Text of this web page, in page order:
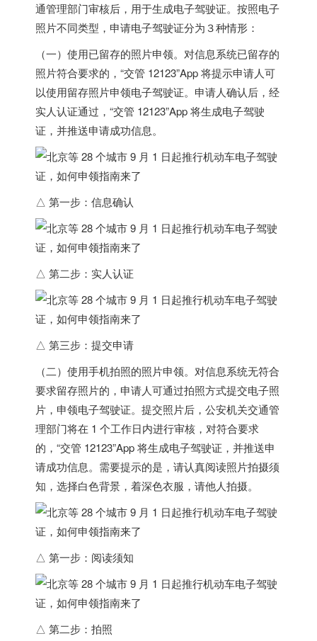
通管理部门审核后，用于生成电子驾驶证。按照电子
照片不同类型，申请电子驾驶证分为３种情形：
（一）使用已留存的照片申领。对信息系统已留存的
照片符合要求的，“交管 12123”App 将提示申请人可
以使用留存照片申领电子驾驶证。申请人确认后，经
实人认证通过，“交管 12123”App 将生成电子驾驶
证，并推送申请成功信息。
△ 第一步：信息确认
△ 第二步：实人认证
△ 第三步：提交申请
（二）使用手机拍照的照片申领。对信息系统无符合
要求留存照片的，申请人可通过拍照方式提交电子照
片，申领电子驾驶证。提交照片后，公安机关交通管
理部门将在 1 个工作日内进行审核，对符合要求
的，“交管 12123”App 将生成电子驾驶证，并推送申
请成功信息。需要提示的是，请认真阅读照片拍摄须
知，选择白色背景，着深色衣服，请他人拍摄。
△ 第一步：阅读须知
△ 第二步：拍照